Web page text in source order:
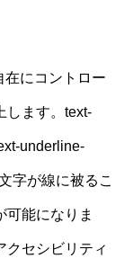
在にコントロー
します。text-
underline-
字が線に被るこ
可能になりま
クセシビリティ